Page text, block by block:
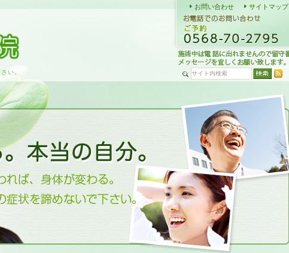
い。
お問い合わせ サイトマップ